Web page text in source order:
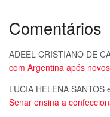
Comentários
ADEEL CRISTIANO DE
com Argentina após
LUCIA HELENA SANTOS
Senar ensina a